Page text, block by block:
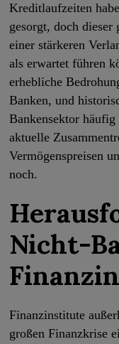
Kreditlaufzeiten
gesorgt, doch
einer stärkeren
als erwartet führen
erhebliche
Banken, und
Bankensektor
aktuelle
Vermögenspreisen
noch.
Nicht-
Finanzinstitute
großen Finanzkrise